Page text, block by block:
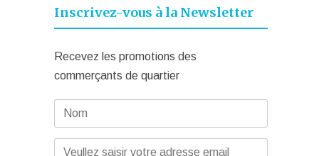
Inscrivez-vous à la Newsletter
Recevez les promotions des
commerçants de quartier